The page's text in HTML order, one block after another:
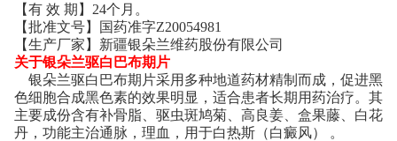
【有 效 期】24个月。
【批准文号】国药准字Z20054981
【生产厂家】新疆银朵兰维药股份有限公司
关于银朵兰驱白巴布期片
银朵兰驱白巴布期片采用多种地道药材精制而成，促进黑
色细胞合成黑色素的效果明显，适合患者长期用药治疗。其
主要成份含有补骨脂、驱虫斑鸠菊、高良姜、盒果藤、白花
丹，功能主治通脉，理血，用于白热斯（白癜风） 。